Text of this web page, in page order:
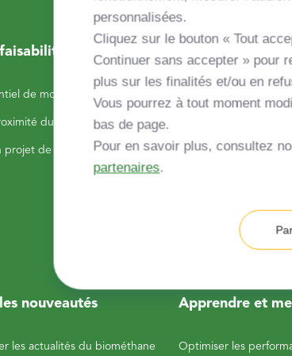
de mon projet
de mon exploitation
du réseau de gaz GRDF
projet de méthanisation
Monter mon
Communiquer et
Financer mon projet
Comprendre
nouveautés
les actualités du biométhane
Apprendre et
Optimiser les
personnalisées.
Cliquez sur le bouton « Tout
Continuer sans accepter » pour
plus sur les finalités et/ou en
Vous pourrez à tout moment
bas de page.
Pour en savoir plus, consultez
partenaires.